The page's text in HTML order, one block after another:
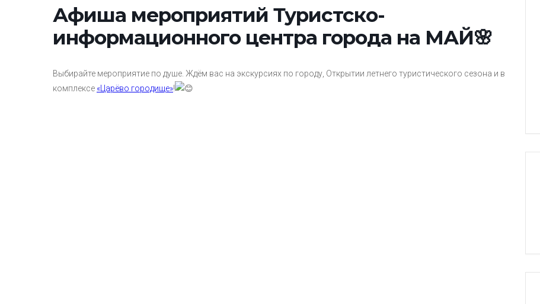
Афиша мероприятий Туристско-
информационного центра города на МАЙ🌸
Выбирайте мероприятие по душе. Ждём вас на экскурсиях по городу, Открытии летнего туристического сезона и в
комплексе «Царёво городище»!